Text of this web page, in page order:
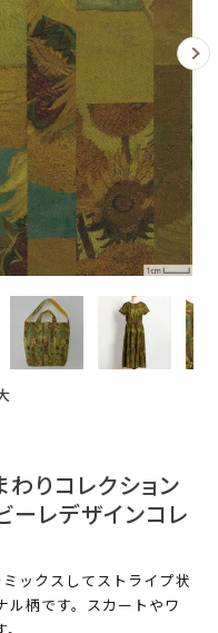
わりコレクション
ーレデザインコレ
ックスしてストライプ状
ル柄です。スカートやワ